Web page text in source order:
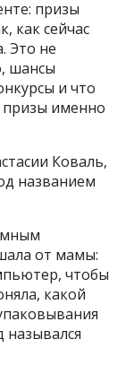
призы
как сейчас
Это не
шансы
и что
призы именно
Коваль,
названием
от мамы:
чтобы
какой
назывался